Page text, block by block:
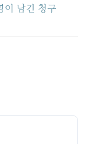
이 남긴 청구